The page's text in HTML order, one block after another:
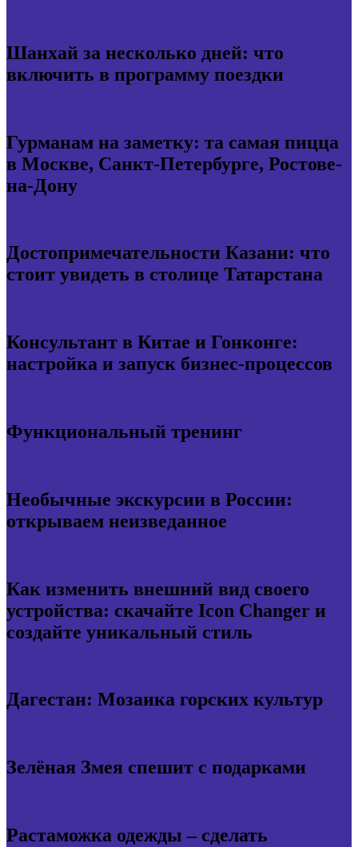
Шанхай за несколько дней: что
включить в программу поездки
Гурманам на заметку: та самая пицца
в Москве, Санкт-Петербурге, Ростове-
на-Дону
Достопримечательности Казани: что
стоит увидеть в столице Татарстана
Консультант в Китае и Гонконге:
настройка и запуск бизнес-процессов
Функциональный тренинг
Необычные экскурсии в России:
открываем неизведанное
Как изменить внешний вид своего
устройства: скачайте Icon Changer и
создайте уникальный стиль
Дагестан: Мозаика горских культур
Зелёная Змея спешит с подарками
Растаможка одежды – сделать